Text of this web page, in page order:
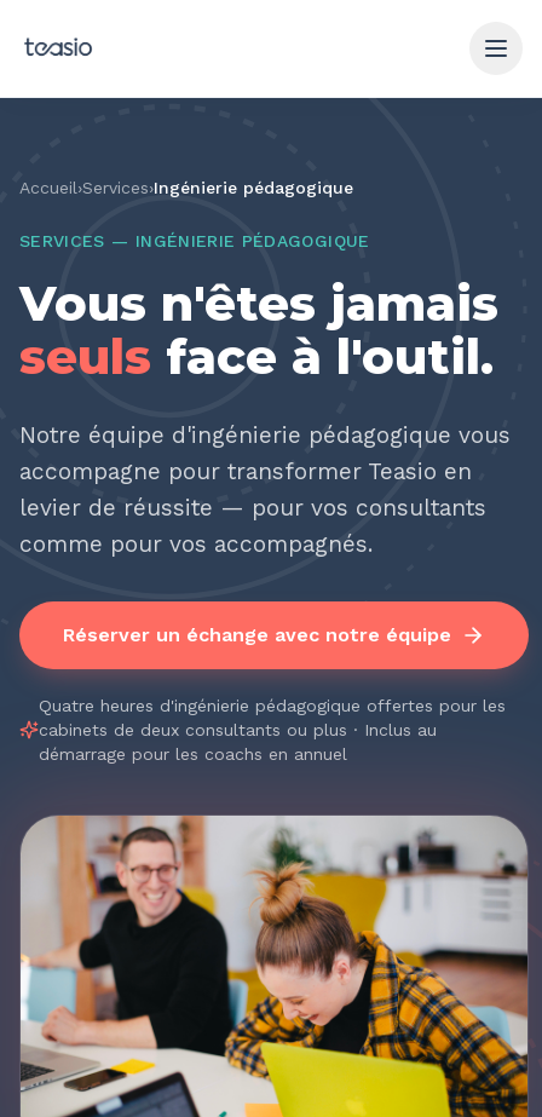
Accueil›Services›Ingénierie pédagogique
SERVICES — INGÉNIERIE PÉDAGOGIQUE
Vous n'êtes jamais
seuls face à l'outil.
Notre équipe d'ingénierie pédagogique vous
accompagne pour transformer Teasio en
levier de réussite — pour vos consultants
comme pour vos accompagnés.
Réserver un échange avec notre équipe
Quatre heures d'ingénierie pédagogique offertes pour les
cabinets de deux consultants ou plus · Inclus au
démarrage pour les coachs en annuel